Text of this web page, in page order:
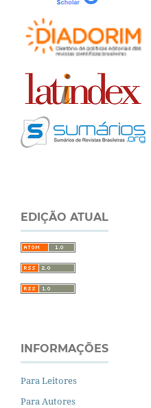
EDIÇÃO ATUAL
INFORMAÇÕES
Para Leitores
Para Autores